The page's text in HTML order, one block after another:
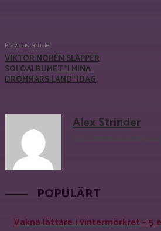
Previous article
VIKTOR NORÉN SLÄPPER
SOLOALBUMET ”I MINA
DRÖMMARS LAND” IDAG
Alex Strinder
POPULÄRT
Vakna lättare i vintermörkret – 5